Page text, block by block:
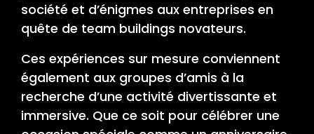
société et d’énigmes aux entreprises en
quête de team buildings novateurs.
Ces expériences sur mesure conviennent
également aux groupes d’amis à la
recherche d’une activité divertissante et
immersive. Que ce soit pour célébrer une